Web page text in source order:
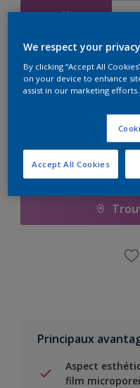
1L
Quantité
Ajouter
Principaux
Aspect
film
We respect your
By clicking “Accept All
on your device to enhance
assist in our marketing efforts.
Accept All Cookies